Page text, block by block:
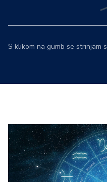
S klikom na gumb se strinjam s